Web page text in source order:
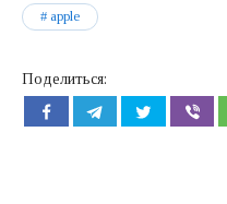
apple
Поделиться: